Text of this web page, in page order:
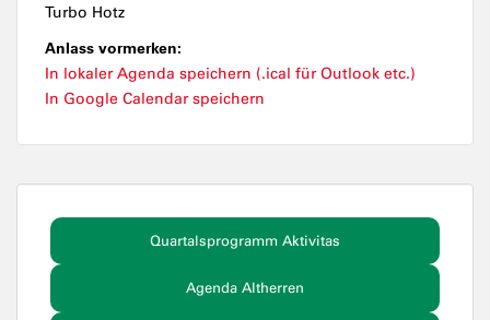
Turbo Hotz
Anlass vormerken:
In lokaler Agenda speichern (.ical für Outlook etc.)
In Google Calendar speichern
Quartalsprogramm Aktivitas
Agenda Altherren